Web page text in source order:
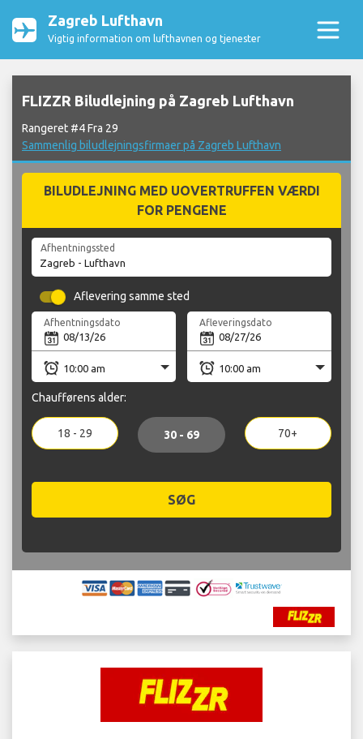
Zagreb Lufthavn
Vigtig information om lufthavnen og tjenester
FLIZZR Biludlejning på Zagreb Lufthavn
Rangeret #4 Fra 29
Sammenlig biludlejningsfirmaer på Zagreb Lufthavn
BILUDLEJNING MED UOVERTRUFFEN VÆRDI
FOR PENGENE
Afhentningssted
Aflevering samme sted
Afhentningsdato Afleveringsdato
Chaufførens alder:
18 - 29 30 - 69 70+
SØG